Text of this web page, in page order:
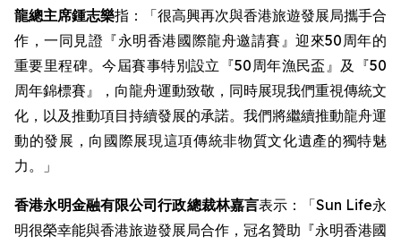
龍總主席鍾志樂指：「很高興再次與香港旅遊發展局攜手合
作，一同見證『永明香港國際龍舟邀請賽』迎來50周年的
重要里程碑。今屆賽事特別設立『50周年漁民盃』及『50
周年錦標賽』，向龍舟運動致敬，同時展現我們重視傳統文
化，以及推動項目持續發展的承諾。我們將繼續推動龍舟運
動的發展，向國際展現這項傳統非物質文化遺產的獨特魅
力。」
香港永明金融有限公司行政總裁林嘉言表示：「Sun Life永
明很榮幸能與香港旅遊發展局合作，冠名贊助『永明香港國